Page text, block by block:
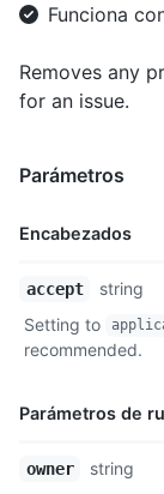
"url":
"color":
]
Funciona
Removes any
for an issue.
Parámetros
Encabezados
Nombre,
Descripción
accept
string
Setting to
recommended.
Parámetros de
Nombre,
owner string